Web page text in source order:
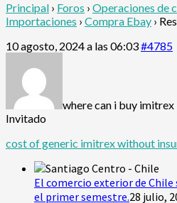
Principal › Foros › Operaciones de
Importaciones › Compra Ebay ›
10 agosto, 2024 a las 06:03#4785
where can i buy imitrex
Invitado
cost of generic imitrex without
El comercio exterior de
el primer semestre.28 julio,